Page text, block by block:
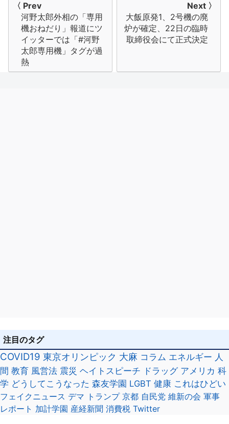
〈 Prev
河野太郎外相の「専用
機おねだり」報道にツ
イッターでは「#河野
太郎専用機」タグが過
熱
Next 〉
大飯原発1、2号機の廃
炉が確定、22日の臨時
取締役会にて正式決定
注目のタグ
COVID19 東京オリンピック 大麻 コラム エネルギー 人
間 教育 風営法 震災 ヘイトスピーチ ドラッグ アメリカ 科
学 どうしてこうなった 森友学園 LGBT 健康 これはひどい
フェイクニュース デマ トランプ 京都 自民党 維新の会 軍事
レポート 加計学園 産経新聞 消費税 Twitter